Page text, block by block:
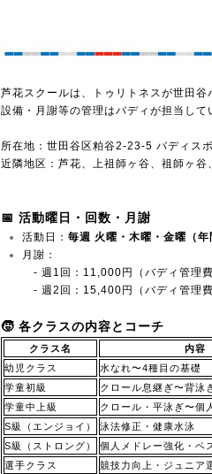
芦花スクールは、トゥリトネスが世田
設備・月謝等の管理はバディが担当して
所在地： 世田谷区粕谷2-23-5 バディス
近隣地区：芦花、上祖師ヶ谷、祖師ヶ谷
📅 活動曜日・回数・月謝
活動日： 毎週 火曜・木曜・金曜（年
月謝：
- 週1回：11,000円（バディ管理費
- 週2回：15,400円（バディ管理費
🧒 各クラスの内容とコーチ
クラス名 内容
幼児クラス
水なれ〜4種目の基礎
学童初級
クロール息継ぎ〜背泳
学童中上級
クロール・平泳ぎ〜個
S級（エンジョイ）
泳法修正・健康水泳
S級（ストロング）
個人メドレー強化・ベ
選手クラス
競技力向上・ジュニア